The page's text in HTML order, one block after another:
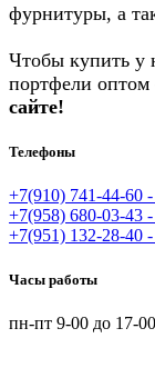
фурнитуры, а
Чтобы купить у
портфели оптом
сайте!
Телефоны
+7(910) 741-44-60
+7(958) 680-03-43
+7(951) 132-28-40
Часы работы
пн-пт 9-00 до 17-00